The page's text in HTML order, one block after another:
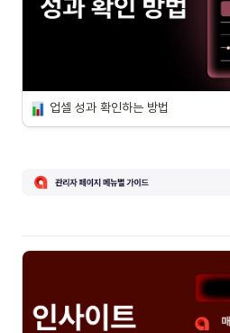
업셀 성과 확인하는 방법